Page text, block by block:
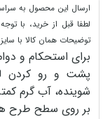
ارسال این محصول به
لطفا قبل از خرید، با
توضیحات همان کالا با
برای استحکام و
پشت و رو کردن
بر روی سطح طرح